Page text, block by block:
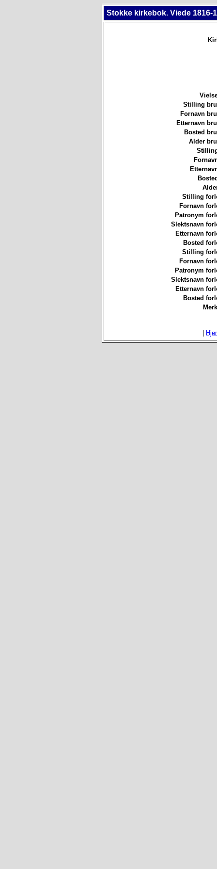
Stokke kirkebok. Viede 1816-
Stilling
Fornavn
Etternavn
Bosted
Alder
Stilling
Fornavn
Patronym
Slektsnavn
Etternavn
Bosted
Stilling
Fornavn
Patronym
Slektsnavn
Etternavn
Bosted